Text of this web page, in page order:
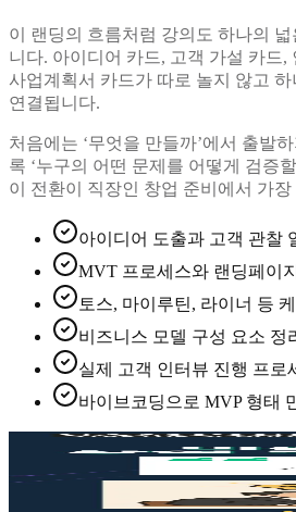
이 랜딩의 흐름처럼 강의도 하나의
니다. 아이디어 카드, 고객 가설 카드,
사업계획서 카드가 따로 놀지 않고
연결됩니다.
처음에는 ‘무엇을 만들까’에서 출발
록 ‘누구의 어떤 문제를 어떻게 검증
이 전환이 직장인 창업 준비에서 가
아이디어 도출과 고객 관찰
MVT 프로세스와 랜딩페이
토스, 마이루틴, 라이너 등
비즈니스 모델 구성 요소 정
실제 고객 인터뷰 진행 프로
바이브코딩으로 MVP 형태